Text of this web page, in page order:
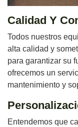
Calidad Y
Todos nuestros
alta calidad y
para garantizar su
ofrecemos un
mantenimiento y
Entendemos que